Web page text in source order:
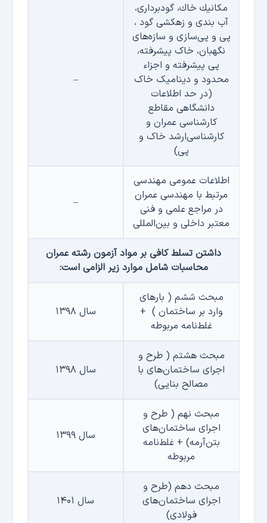
مكانيك خاك، گودبرداری،
آب بندی و زهکشی گود ،
پی و پی‌سازی و سازه‌های
نگهبان، خاک پیشرفته،
پی پیشرفته و اجزاء
محدود و دینامیک خاک
(در حد اطلاعات
دانشگاهی مقاطع
کارشناسی عمران و
کارشناسی‌ارشد خاک و
پی)
–
اطلاعات عمومی مهندسی
مرتبط با مهندسی عمران
در مراجع علمی و فنی
معتبر داخلی و بین‌المللی
–
داشتن تسلط کافی بر مواد آزمون رشته عمران
محاسبات شامل موارد زیر الزامی است:
مبحث ششم ( بارهای
وارد بر ساختمان ) +
غلط‌نامه مربوطه
سال ۱۳۹۸
مبحث هشتم ( طرح و
اجرای ساختمان‌های با
مصالح بنایی)
سال ۱۳۹۸
مبحث نهم ( طرح و
اجرای ساختمان‌های
بتن‌آرمه) +غلط‌نامه
مربوطه
سال ۱۳۹۹
مبحث دهم (طرح و
اجرای ساختمان‌های
فولادی)
سال ۱۴۰۱